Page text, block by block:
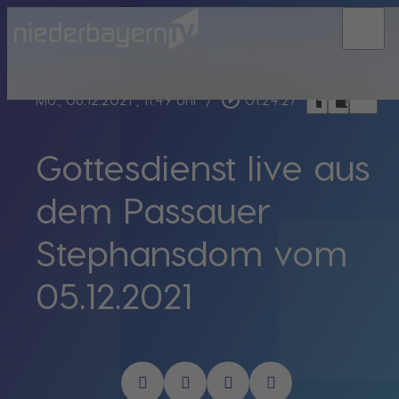
Mo., 06.12.2021, 11:49 Uhr / play_circle_outline 01:24:27 headphones chrome_reader_mode
Gottesdienst live aus
dem Passauer
Stephansdom vom
05.12.2021